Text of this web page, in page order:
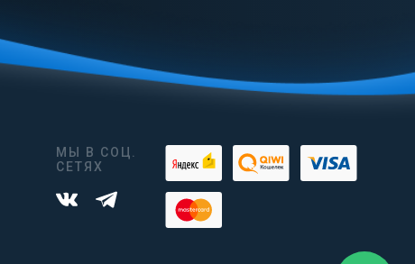
МЫ В СОЦ.
СЕТЯХ